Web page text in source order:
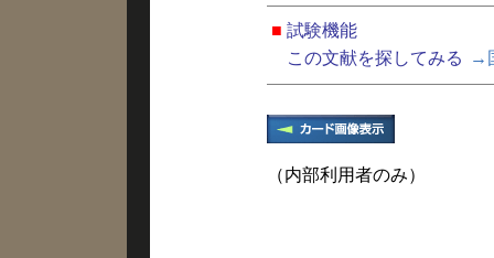
■ 試験機能
この文献を探してみる
→
（内部利用者のみ）